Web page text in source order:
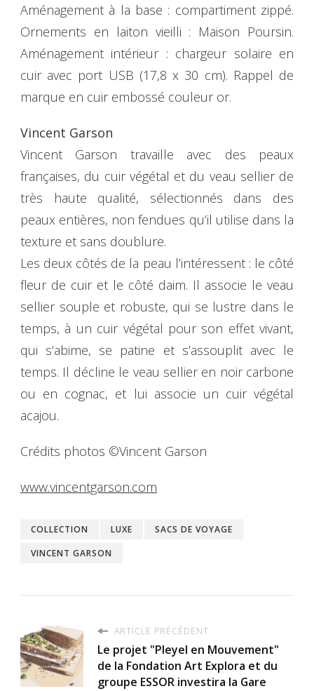
Aménagement à la base : compartiment zippé.
Ornements en laiton vieilli : Maison Poursin.
Aménagement intérieur : chargeur solaire en
cuir avec port USB (17,8 x 30 cm). Rappel de
marque en cuir embossé couleur or.
Vincent Garson
Vincent Garson travaille avec des peaux
françaises, du cuir végétal et du veau sellier de
très haute qualité, sélectionnés dans des
peaux entières, non fendues qu’il utilise dans la
texture et sans doublure.
Les deux côtés de la peau l’intéressent : le côté
fleur de cuir et le côté daim. Il associe le veau
sellier souple et robuste, qui se lustre dans le
temps, à un cuir végétal pour son effet vivant,
qui s’abime, se patine et s’assouplit avec le
temps. Il décline le veau sellier en noir carbone
ou en cognac, et lui associe un cuir végétal
acajou.
Crédits photos ©Vincent Garson
www.vincentgarson.com
COLLECTION LUXE
SACS DE VOYAGE
VINCENT GARSON
ARTICLE PRÉCÉDENT
Le projet "Pleyel en Mouvement"
de la Fondation Art Explora et du
groupe ESSOR investira la Gare